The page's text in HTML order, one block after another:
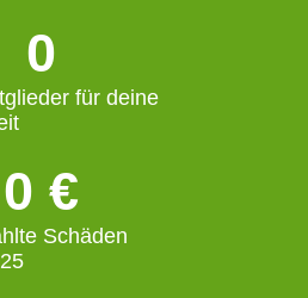
für deine
0
Schäden
0 €